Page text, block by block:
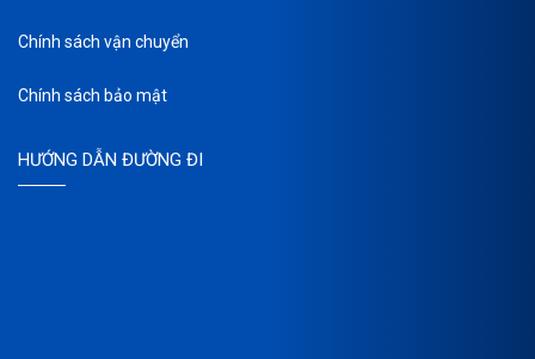
Chính sách vận chuyển
Chính sách bảo mật
HƯỚNG DẪN ĐƯỜNG ĐI